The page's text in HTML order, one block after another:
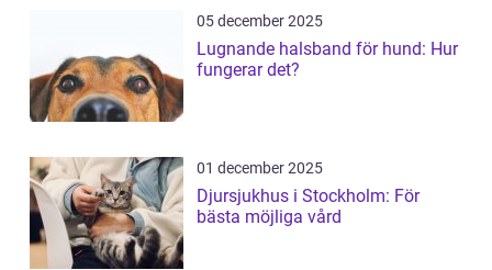
05 december 2025
Lugnande halsband för hund: Hur
fungerar det?
01 december 2025
Djursjukhus i Stockholm: För
bästa möjliga vård